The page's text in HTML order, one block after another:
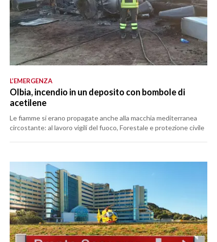
L’EMERGENZA
Olbia, incendio in un deposito con bombole di
acetilene
Le fiamme si erano propagate anche alla macchia mediterranea
circostante: al lavoro vigili del fuoco, Forestale e protezione civile